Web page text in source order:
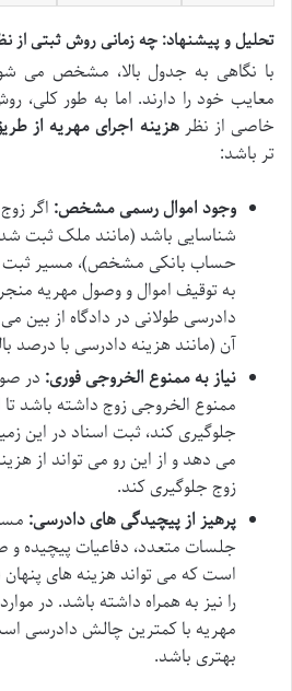
تحلیل و پیشنهاد: چه زمانی روش ثبتی از
با نگاهی به جدول بالا، مشخص می
معایب خود را دارند. اما به طور کلی،
خاصی از نظرهزینه اجرای مهریه از
تر باشد:
وجود اموال رسمی مشخص: اگر
شناسایی باشد (مانند ملک ثبت
حساب بانکی مشخص)، مسیر ثبت
به توقیف اموال و وصول مهریه
دادرسی طولانی در دادگاه از بین
آن (مانند هزینه دادرسی با درصد
نیاز به ممنوع الخروجی فوری: در
ممنوع الخروجی زوج داشته باشد تا
جلوگیری کند، ثبت اسناد در این
می دهد و از این رو می تواند از
زوج جلوگیری کند.
پرهیز از پیچیدگی های دادرسی:
جلسات متعدد، دفاعیات پیچیده و
است که می تواند هزینه های
را نیز به همراه داشته باشد. در
مهریه با کمترین چالش دادرسی
بهتری باشد.